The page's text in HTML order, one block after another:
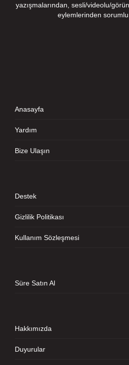
yazışmalarından, sesli/videolu/
eylemlerinden
Anasayfa
Yardım
Bize Ulaşın
Destek
Gizlilik Politikası
Kullanım Sözleşmesi
Süre Satın Al
Hakkımızda
Duyurular